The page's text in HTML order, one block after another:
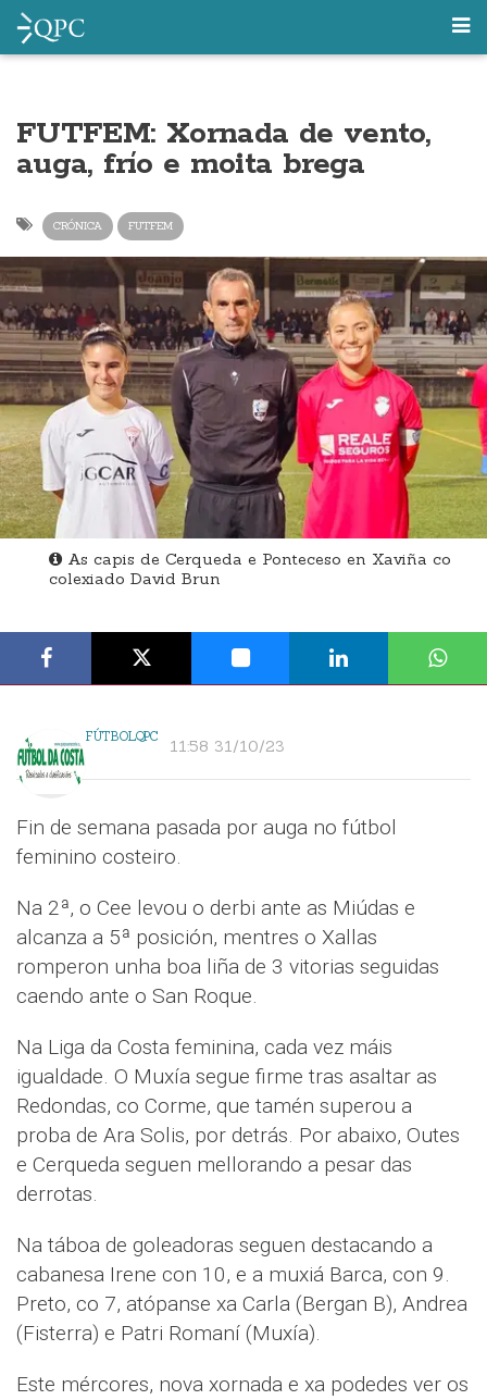
FUTFEM: Xornada de vento,
auga, frío e moita brega
CRÓNICA FUTFEM
As capis de Cerqueda e Ponteceso en Xaviña co
colexiado David Brun
FÚTBOLQPC 11:58 31/10/23
Fin de semana pasada por auga no fútbol
feminino costeiro.
Na 2ª, o Cee levou o derbi ante as Miúdas e
alcanza a 5ª posición, mentres o Xallas
romperon unha boa liña de 3 vitorias seguidas
caendo ante o San Roque.
Na Liga da Costa feminina, cada vez máis
igualdade. O Muxía segue firme tras asaltar as
Redondas, co Corme, que tamén superou a
proba de Ara Solis, por detrás. Por abaixo, Outes
e Cerqueda seguen mellorando a pesar das
derrotas.
Na táboa de goleadoras seguen destacando a
cabanesa Irene con 10, e a muxiá Barca, con 9.
Preto, co 7, atópanse xa Carla (Bergan B), Andrea
(Fisterra) e Patri Romaní (Muxía).
Este mércores, nova xornada e xa podedes ver os